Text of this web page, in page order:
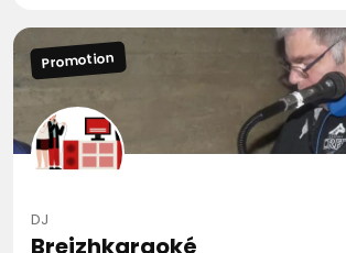
Promotion
DJ
Breizhkaraoké